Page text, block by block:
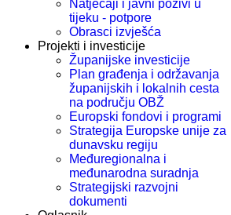
Natječaji i javni pozivi u
tijeku - potpore
Obrasci izvješća
Projekti i investicije
Županijske investicije
Plan građenja i održavanja
županijskih i lokalnih cesta
na području OBŽ
Europski fondovi i programi
Strategija Europske unije za
dunavsku regiju
Međuregionalna i
međunarodna suradnja
Strategijski razvojni
dokumenti